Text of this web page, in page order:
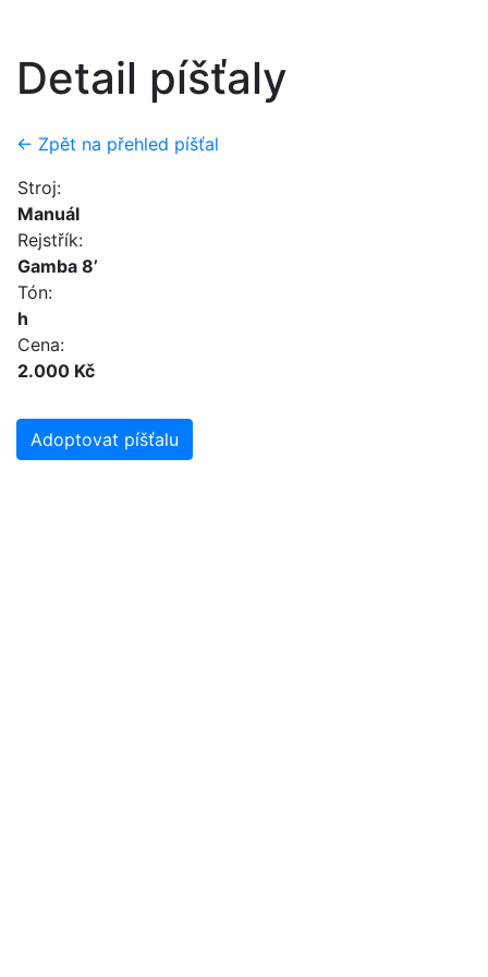
Detail píšťaly
← Zpět na přehled píšťal
Stroj:
Manuál
Rejstřík:
Gamba 8’
Tón:
h
Cena:
2.000 Kč
Adoptovat píšťalu